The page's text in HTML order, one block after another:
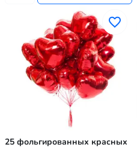
25 фольгированных красных